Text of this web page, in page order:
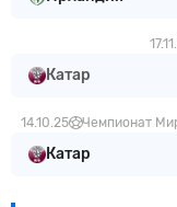
Катар
14.10.25 Чемпионат
Катар